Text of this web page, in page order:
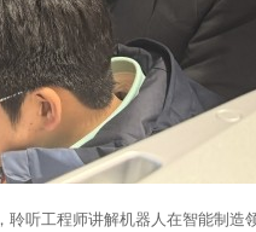
听工程师讲解机器人在智能制造